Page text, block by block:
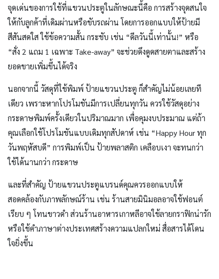
จุดเด่นของการใช้ที่แขวนประตูในลักษณะนี้คือ การสร้างจุดสนใจ
ให้กับลูกค้าที่เดิมผ่านหรือขับรถผ่าน โดยการออกแบบให้ป้ายมี
สีสันสดใส ใช้ข้อความสั้น กระชับ เช่น “ดีลวันนี้เท่านั้น!” หรือ
“สั่ง 2 แถม 1 เฉพาะ Take-away” จะช่วยดึงดูดสายตาและสร้าง
ยอดขายเพิ่มขึ้นได้จริง
นอกจากนี้ วัสดุที่ใช้พิมพ์ ป้ายแขวนประตู ก็สำคัญไม่น้อยเลยที
เดียว เพราะหากโปรโมชันมีการเปลี่ยนทุกวัน ควรใช้วัสดุอย่าง
กระดาษพิมพ์ครั้งเดียวในปริมาณมาก เพื่อคุมงบประมาณ แต่ถ้า
คุณเลือกใช้โปรโมชันแบบเดิมทุกสัปดาห์ เช่น “Happy Hour ทุก
วันพฤหัสบดี” การพิมพ์เป็น ป้ายพลาสติก เคลือบเงา จะทนกว่า
ใช้ได้นานกว่า กระดาษ
และที่สำคัญ ป้ายแขวนประตูแบรนด์คุณควรออกแบบให้
สอดคล้องกับภาพลักษณ์ร้าน เช่น ร้านสายมินิมอลอาจใช้ฟอนต์
เรียบ ๆ โทนขาวดำ ส่วนร้านอาหารเกาหลีอาจใช้ลายกราฟิกน่ารัก
หรือใช้คำภาษาต่างประเทศสร้างความแปลกใหม่ สื่อสารได้โดน
ใจยิ่งขึ้น